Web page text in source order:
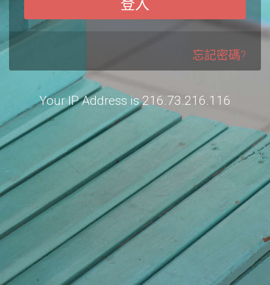
忘記密碼?
Your IP Address is 216.73.216.116